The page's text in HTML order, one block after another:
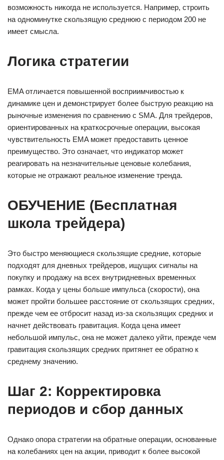
возможность никогда не используется. Например, строить
на одноминутке скользящую среднюю с периодом 200 не
имеет смысла.
Логика стратегии
EMA отличается повышенной восприимчивостью к
динамике цен и демонстрирует более быструю реакцию на
рыночные изменения по сравнению с SMA. Для трейдеров,
ориентированных на краткосрочные операции, высокая
чувствительность EMA может предоставить ценное
преимущество. Это означает, что индикатор может
реагировать на незначительные ценовые колебания,
которые не отражают реальное изменение тренда.
ОБУЧЕНИЕ (Бесплатная
школа трейдера)
Это быстро меняющиеся скользящие средние, которые
подходят для дневных трейдеров, ищущих сигналы на
покупку и продажу на всех внутридневных временных
рамках. Когда у цены больше импульса (скорости), она
может пройти большее расстояние от скользящих средних,
прежде чем ее отбросит назад из-за скользящих средних и
начнет действовать гравитация. Когда цена имеет
небольшой импульс, она не может далеко уйти, прежде чем
гравитация скользящих средних притянет ее обратно к
среднему значению.
Шаг 2: Корректировка
периодов и сбор данных
Однако опора стратегии на обратные операции, основанные
на колебаниях цен на акции, приводит к более высокой